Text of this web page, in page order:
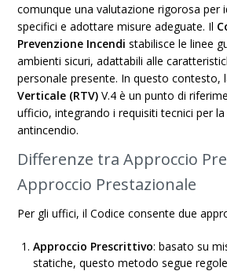
comunque una valutazione rigorosa per
specifici e adottare misure adeguate. Il
Prevenzione Incendi stabilisce le linee
ambienti sicuri, adattabili alle
personale presente. In questo contesto,
Verticale (RTV) V.4 è un punto di
ufficio, integrando i requisiti tecnici per
antincendio.
Differenze tra Approccio
Approccio Prestazionale
Per gli uffici, il Codice consente due
Approccio Prescrittivo: basato su
statiche, questo metodo segue